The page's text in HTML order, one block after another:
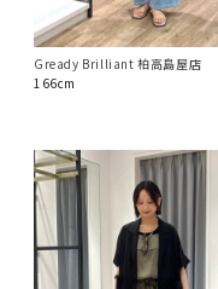
Gready Brilliant 柏高島屋店
166cm